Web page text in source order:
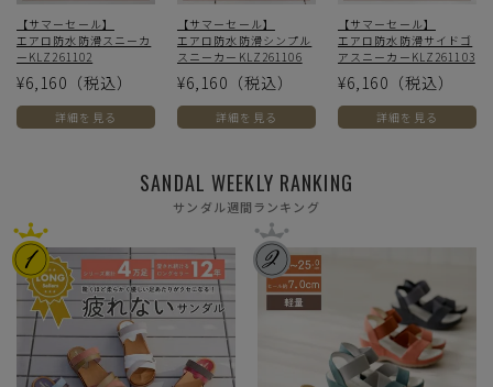
【サマーセール】
エアロ防水防滑スニーカ
ーKLZ261102
¥6,160 （税込）
詳細を見る
【サマーセール】
エアロ防水防滑シンプル
スニーカーKLZ261106
¥6,160 （税込）
詳細を見る
【サマーセール】
エアロ防水防滑サイドゴ
アスニーカーKLZ261103
¥6,160 （税込）
詳細を見る
SANDAL WEEKLY RANKING
サンダル週間ランキング